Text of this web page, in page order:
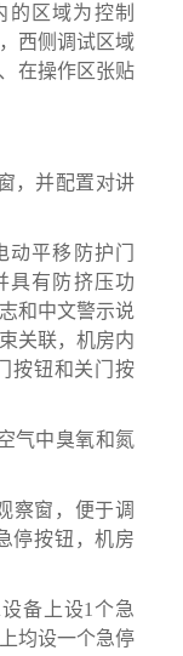
的区域为控制
西侧调试区域
在操作区张贴
，并配置对讲
动平移防护门
具有防挤压功
和中文警示说
关联，机房内
按钮和关门按
气中臭氧和氮
察窗，便于调
停按钮，机房
备上设1个急
均设一个急停